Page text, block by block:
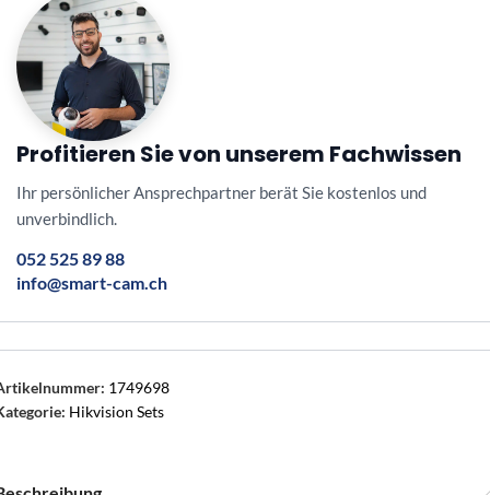
Profitieren Sie von unserem Fachwissen
Ihr persönlicher Ansprechpartner berät Sie kostenlos und
unverbindlich.
052 525 89 88
info@smart-cam.ch
1749698
Hikvision Sets